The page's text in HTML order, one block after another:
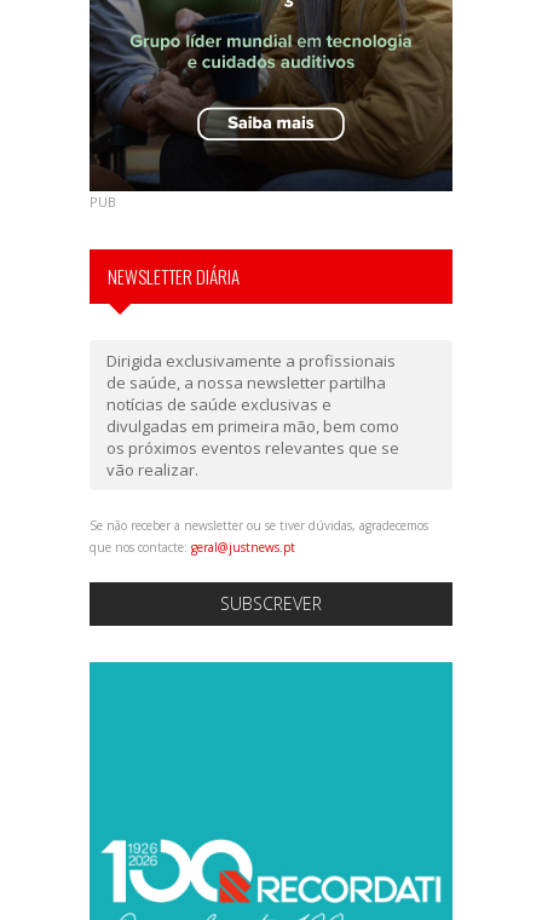
PUB
NEWSLETTER DIÁRIA
Dirigida exclusivamente a profissionais
de saúde, a nossa newsletter partilha
notícias de saúde exclusivas e
divulgadas em primeira mão, bem como
os próximos eventos relevantes que se
vão realizar.
Se não receber a newsletter ou se tiver dúvidas, agradecemos
que nos contacte: geral@justnews.pt
SUBSCREVER